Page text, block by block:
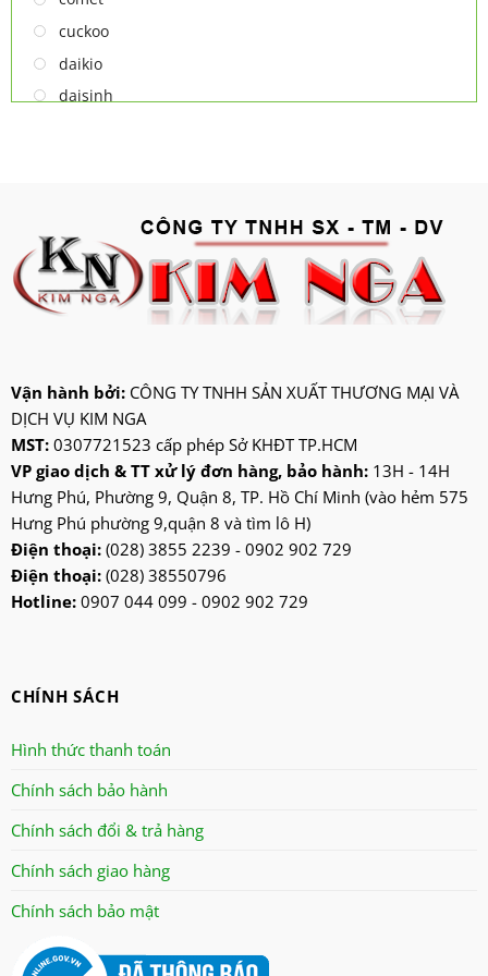
cuckoo
daikio
daisinh
ifan
jatec
jiplai
kangaroo
kangen
kdk
ktp
lifan
Mitsubishi
nanoco
ninosun
oulai
Panasonic
robot
senko
sharp
sunhouse
Vận hành bởi: CÔNG TY TNHH SẢN XUẤT THƯƠNG MẠI VÀ
DỊCH VỤ KIM NGA
MST: 0307721523 cấp phép Sở KHĐT TP.HCM
VP giao dịch & TT xử lý đơn hàng, bảo hành:13H - 14H
Hưng Phú, Phường 9, Quận 8, TP. Hồ Chí Minh (vào hẻm 575
Hưng Phú phường 9,quận 8 và tìm lô H)
Điện thoại: (028) 3855 2239 - 0902 902 729
Điện thoại: (028) 38550796
Hotline:0907 044 099 - 0902 902 729
CHÍNH SÁCH
Hình thức thanh toán
Chính sách bảo hành
Chính sách đổi & trả hàng
Chính sách giao hàng
Chính sách bảo mật